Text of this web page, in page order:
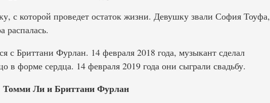
с которой проведет остаток жизни. Девушку звали София Тоуфа,
распалась.
с Бриттани Фурлан. 14 февраля 2018 года, музыкант сделал
в форме сердца. 14 февраля 2019 года они сыграли свадьбу.
Томми Ли и Бриттани Фурлан